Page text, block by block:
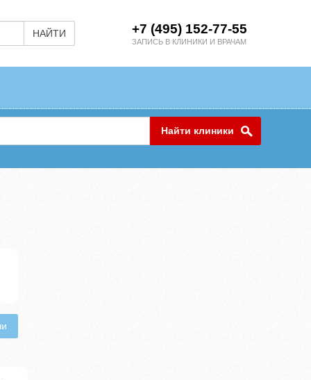
НАЙТИ +7 (495) 152-77-55
ЗАПИСЬ В КЛИНИКИ И ВРАЧАМ
Найти клиники